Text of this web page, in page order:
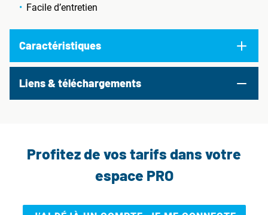
Facile d’entretien
Caractéristiques
Liens & téléchargements
Profitez de vos tarifs dans votre
espace PRO